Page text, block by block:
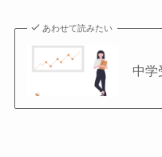
あわせて読みたい
中学